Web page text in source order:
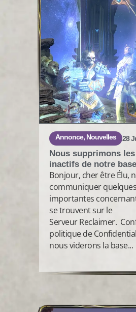
Annonce, Nouvelles 28
Nous supprimons
inactifs de notre
Bonjour, cher être Élu,
communiquer
importantes
se trouvent sur le
Serveur Reclaimer.
politique de
nous viderons la base...